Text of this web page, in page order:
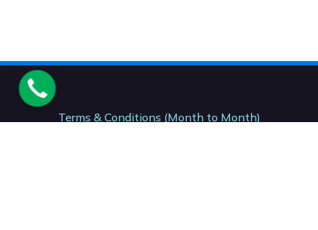
Terms & Conditions (Month to Month)